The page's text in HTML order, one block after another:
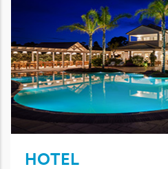
HOTEL